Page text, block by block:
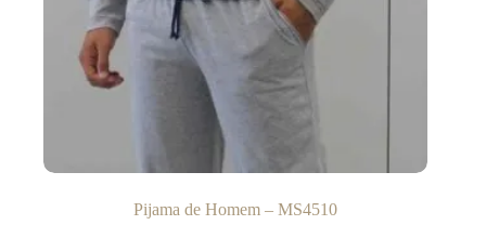
Pijama de Homem – MS4510